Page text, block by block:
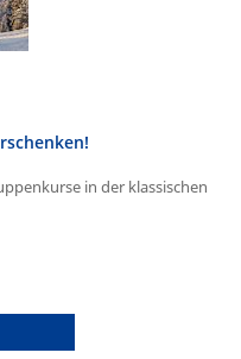
in der klassischen